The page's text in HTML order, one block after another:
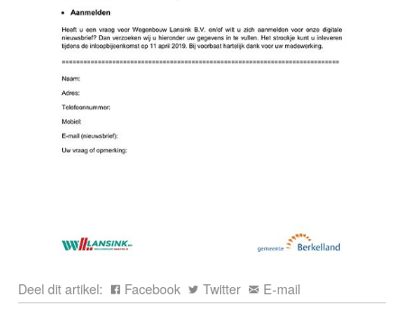
Deel dit artikel: Facebook Twitter
E-mail